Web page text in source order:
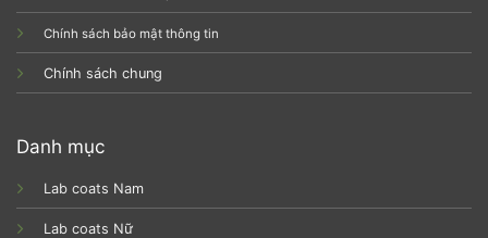
Chính sách bảo mật thông tin
Chính sách chung
Danh mục
Lab coats Nam
Lab coats Nữ